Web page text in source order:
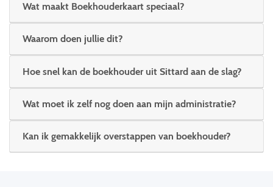
Wat maakt Boekhouderkaart speciaal?
Waarom doen jullie dit?
Hoe snel kan de boekhouder uit Sittard aan de slag?
Wat moet ik zelf nog doen aan mijn administratie?
Kan ik gemakkelijk overstappen van boekhouder?